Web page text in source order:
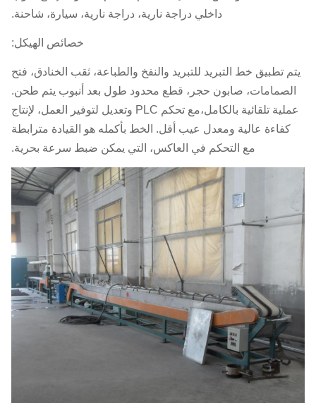
داخلي دراجة نارية، دراجة نارية، سيارة، شاحنة.
خصائص الهيكل:
يتم تطبيق خط التبريد للتبريد والنفخ والطباعة، ثقب الخنادق، فتح
الصمامات، صابون حجر، قطع محدود طول بعد أنبوب يتم طحن.
عملية تلقائية بالكامل،مع تحكم PLC وتعديل لتوفير العمل، لإنتاج
كفاءة عالية ومعدل عيب أقل. الخط بأكمله هو القيادة مترابطة
مع التحكم في العاكس، التي يمكن ضبط سرعة بحرية.